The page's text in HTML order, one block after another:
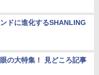
ドに進化するSHANLING
の大特集！ 見どころ記事